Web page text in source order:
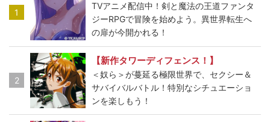
1
TVアニメ配信中！剣と魔法の王道ファンタ
ジーRPGで冒険を始めよう。異世界転生へ
の扉が今開かれる！
2
【新作タワーディフェンス！】
＜奴ら＞が蔓延る極限世界で、セクシー＆
サバイバルバトル！特別なシチュエーショ
ンを楽しもう！